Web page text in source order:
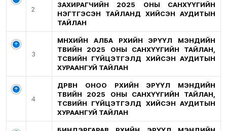
2
ЗАХИРАГЧИЙН 2025 ОНЫ САНХҮҮГИЙН
НЭГТГЭСЭН ТАЙЛАНД ХИЙСЭН АУДИТЫН
ТАЙЛАН
3
МӨНХИЙН АЛБА ӨРХИЙН ЭРҮҮЛ МЭНДИЙН
ТӨВИЙН 2025 ОНЫ САНХҮҮГИЙН ТАЙЛАН,
ТӨСВИЙН ГҮЙЦЭТГЭЛД ХИЙСЭН АУДИТЫН
ХУРААНГУЙ ТАЙЛАН
4
ДӨРВӨН ОНОО ӨРХИЙН ЭРҮҮЛ МЭНДИЙН
ТӨВИЙН 2025 ОНЫ САНХҮҮГИЙН ТАЙЛАН,
ТӨСВИЙН ГҮЙЦЭТГЭЛД ХИЙСЭН АУДИТЫН
ХУРААНГУЙ ТАЙЛАН